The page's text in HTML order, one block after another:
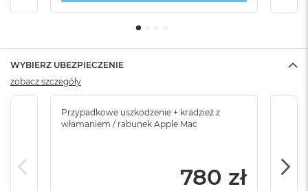
WYBIERZ UBEZPIECZENIE
Przypadkowe uszkodzenie + kradzież z
włamaniem / rabunek Apple Mac
780 zł
zobacz szczegóły